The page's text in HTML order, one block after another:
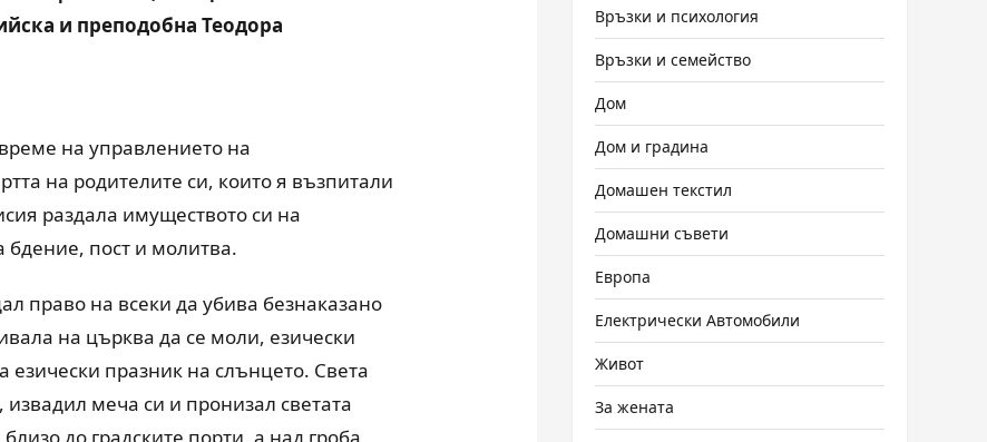
и преподобна Теодора
на управлението на
на родителите си, които я възпитали
раздала имуществото си на
бдение, пост и молитва.
право на всеки да убива безнаказано
на църква да се моли, езически
езически празник на слънцето. Света
меча си и пронизал светата
Връзки и психология
Връзки и семейство
Дом
Дом и градина
Домашен текстил
Домашни съвети
Европа
Електрически Автомобили
Живот
За жената